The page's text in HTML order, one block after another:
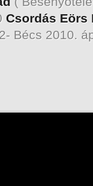
Csordás Eörs
12- Bécs